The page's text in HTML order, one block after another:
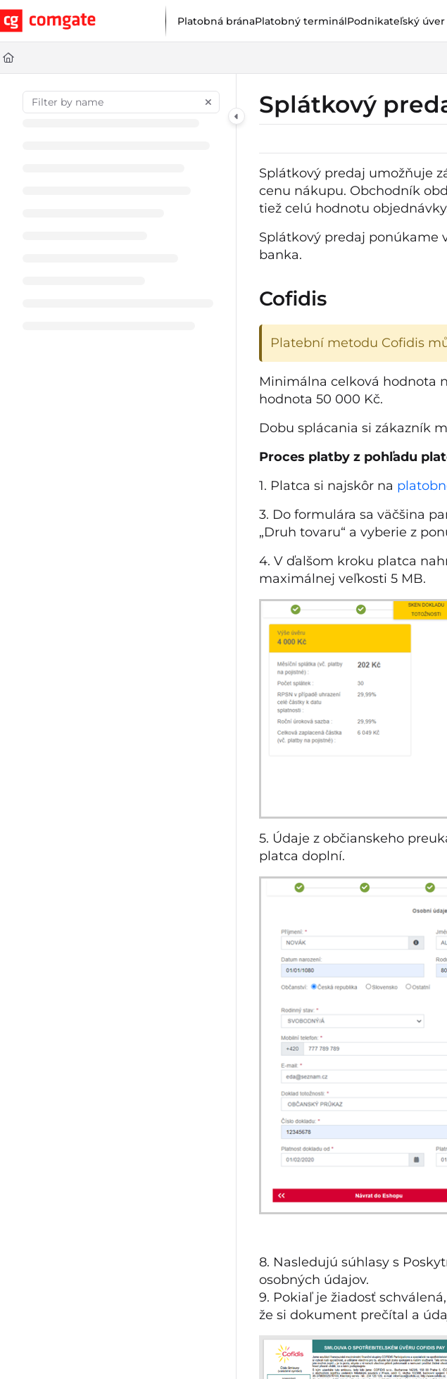
Documentation Index
Fetch the complete documentation index at:
Use this file to discover all available pages before exploring further.
Platobná bránaPlatobný terminálPodnikateľský úver
Splátkový
Splátkový predaj umožňuje
cenu nákupu. Obchodník
tiež celú hodnotu
Splátkový predaj ponúkame
banka.
Cofidis
Platební metodu Cofidis
Minimálna celková hodnota
hodnota 50 000 Kč.
Dobu splácania si zákazník
Proces platby z pohľadu
1. Platca si najskôr na
3. Do formulára sa väčšina
„Druh tovaru“ a vyberie z
4. V ďalšom kroku platca
maximálnej veľkosti 5 MB.
5. Údaje z občianskeho
platca doplní.
8. Nasledujú súhlasy s
osobných údajov.
9. Pokiaľ je žiadosť
že si dokument prečítal a